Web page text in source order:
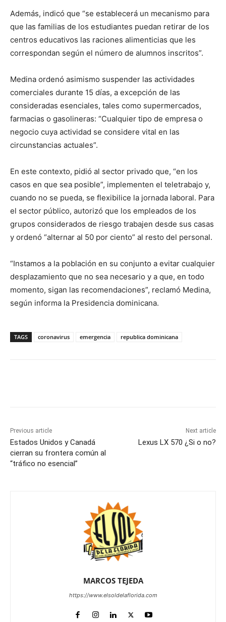
Además, indicó que “se establecerá un mecanismo para
que las familias de los estudiantes puedan retirar de los
centros educativos las raciones alimenticias que les
correspondan según el número de alumnos inscritos”.
Medina ordenó asimismo suspender las actividades
comerciales durante 15 días, a excepción de las
consideradas esenciales, tales como supermercados,
farmacias o gasolineras: “Cualquier tipo de empresa o
negocio cuya actividad se considere vital en las
circunstancias actuales”.
En este contexto, pidió al sector privado que, “en los
casos en que sea posible”, implementen el teletrabajo y,
cuando no se pueda, se flexibilice la jornada laboral. Para
el sector público, autorizó que los empleados de los
grupos considerados de riesgo trabajen desde sus casas
y ordenó “alternar al 50 por ciento” al resto del personal.
“Instamos a la población en su conjunto a evitar cualquier
desplazamiento que no sea necesario y a que, en todo
momento, sigan las recomendaciones”, reclamó Medina,
según informa la Presidencia dominicana.
TAGS coronavirus emergencia republica dominicana
Previous article
Estados Unidos y Canadá
cierran su frontera común al
“tráfico no esencial”
Next article
Lexus LX 570 ¿Si o no?
MARCOS TEJEDA
https://www.elsoldelaflorida.com